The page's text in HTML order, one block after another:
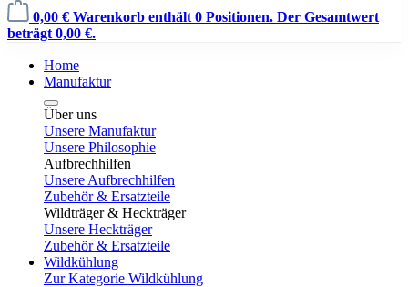
0,00 € Warenkorb enthält 0 Positionen. Der Gesamtwert
beträgt 0,00 €.
Home
Manufaktur
Über uns
Unsere Manufaktur
Unsere Philosophie
Aufbrechhilfen
Unsere Aufbrechhilfen
Zubehör & Ersatzteile
Wildträger & Heckträger
Unsere Heckträger
Zubehör & Ersatzteile
Wildkühlung
Zur Kategorie Wildkühlung